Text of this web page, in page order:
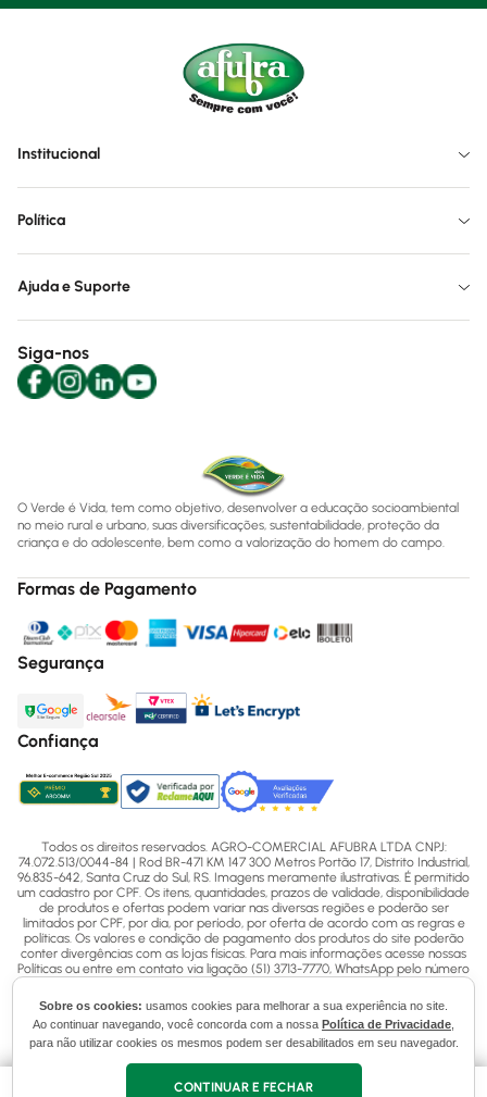
Sobre os cookies: usamos cookies para melhorar a sua experiência no site.
Ao continuar navegando, você concorda com a nossa Política de Privacidade
para não utilizar cookies os mesmos podem ser desabilitados em seu navegador.
CONTINUAR E FECHAR
Institucional
Política
Ajuda e Suporte
Siga-nos
O Verde é Vida, tem como objetivo, desenvolver a educação socioambiental
no meio rural e urbano, suas diversificações, sustentabilidade, proteção da
criança e do adolescente, bem como a valorização do homem do campo.
Formas de Pagamento
Segurança
Confiança
Todos os direitos reservados. AGRO-COMERCIAL AFUBRA LTDA CNPJ:
74.072.513/0044-84 | Rod BR-471 KM 147 300 Metros Portão 17, Distrito Industrial,
96.835-642, Santa Cruz do Sul, RS. Imagens meramente ilustrativas. É permitido
um cadastro por CPF. Os itens, quantidades, prazos de validade, disponibilidade
de produtos e ofertas podem variar nas diversas regiões e poderão ser
limitados por CPF, por dia, por período, por oferta de acordo com as regras e
políticas. Os valores e condição de pagamento dos produtos do site poderão
conter divergências com as lojas físicas. Para mais informações acesse nossas
Políticas ou entre em contato via ligação (51) 3713-7770, WhatsApp pelo número